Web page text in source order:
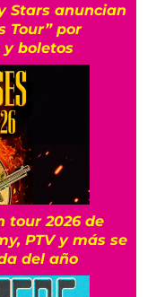
Stars anuncian
Tour” por
y boletos
tour 2026 de
PTV y más se
del año